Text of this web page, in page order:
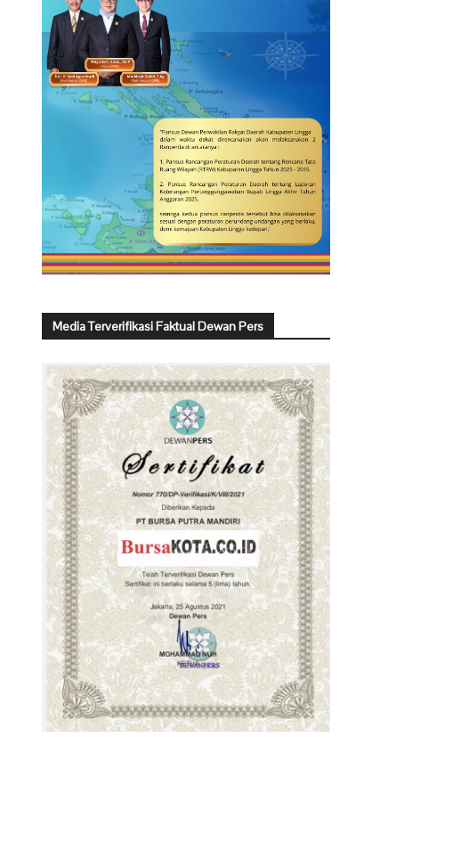
Media Terverifikasi Faktual Dewan Pers